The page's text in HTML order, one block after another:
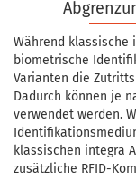
Während klassische
biometrische
Varianten die
Dadurch können je
verwendet werden.
klassischen integra
zusätzliche RFID-